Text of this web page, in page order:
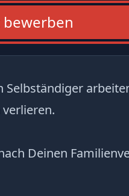
bewerben
Selbständiger
Deinen